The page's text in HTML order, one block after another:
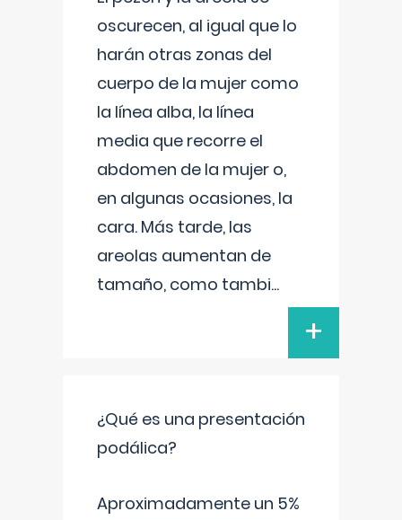
oscurecen, al igual que lo
harán otras zonas del
cuerpo de la mujer como
la línea alba, la línea
media que recorre el
abdomen de la mujer o,
en algunas ocasiones, la
cara. Más tarde, las
areolas aumentan de
tamaño, como tambi...
+
¿Qué es una presentación
podálica?
Aproximadamente un 5%